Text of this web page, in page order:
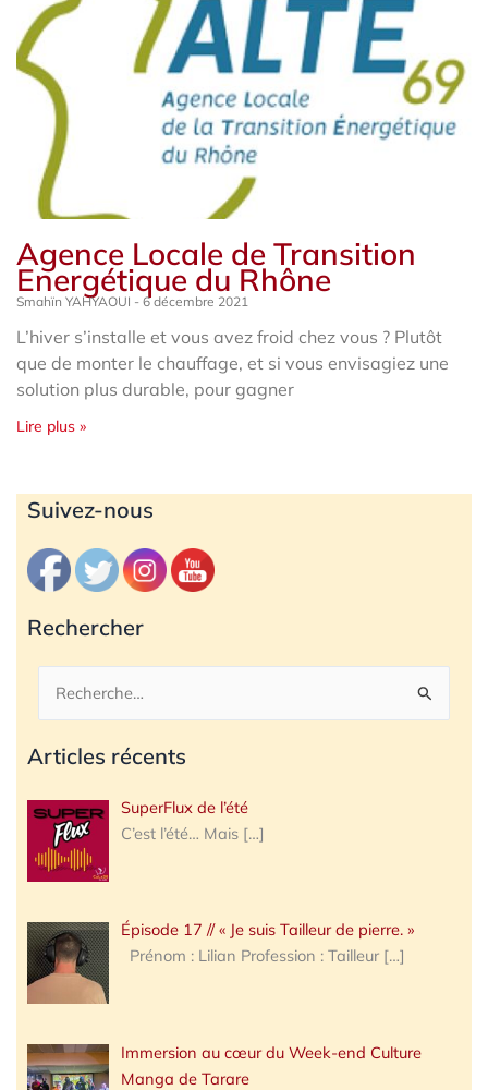
Agence Locale de Transition
Energétique du Rhône
Smahïn YAHYAOUI 6 décembre 2021
L’hiver s’installe et vous avez froid chez vous ? Plutôt
que de monter le chauffage, et si vous envisagiez une
solution plus durable, pour gagner
Lire plus »
Suivez-nous
Rechercher
Rechercher :
Articles récents
SuperFlux de l’été
C’est l’été… Mais […]
Épisode 17 // « Je suis Tailleur de pierre. »
Prénom : Lilian Profession : Tailleur […]
Immersion au cœur du Week-end Culture
Manga de Tarare
Archives